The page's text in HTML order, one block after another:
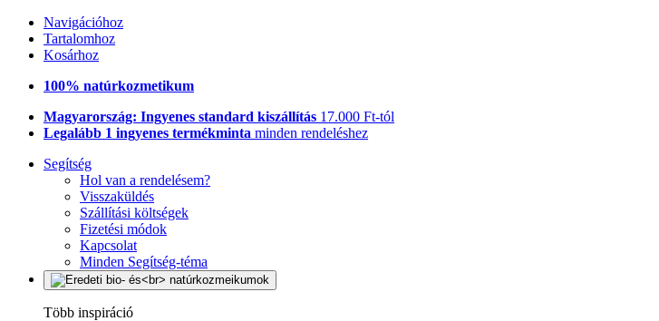
Navigációhoz
Tartalomhoz
Kosárhoz
100% natúrkozmetikum
Magyarország: Ingyenes standard kiszállítás 17.000 Ft-tól
Legalább 1 ingyenes termékminta minden rendeléshez
Segítség
Hol van a rendelésem?
Visszaküldés
Szállítási költségek
Fizetési módok
Kapcsolat
Minden Segítség-téma
Több inspiráció